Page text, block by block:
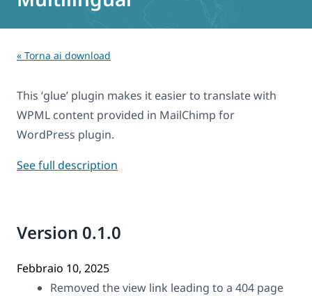
« Torna ai download
This ‘glue’ plugin makes it easier to translate with
WPML content provided in MailChimp for
WordPress plugin.
See full description
Version 0.1.0
Febbraio 10, 2025
Removed the view link leading to a 404 page